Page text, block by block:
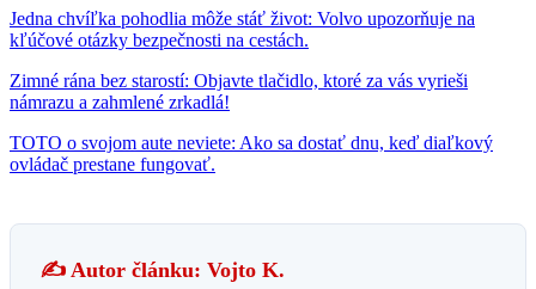
Jedna chvíľka pohodlia môže stáť život: Volvo upozorňuje na
kľúčové otázky bezpečnosti na cestách.
Zimné rána bez starostí: Objavte tlačidlo, ktoré za vás vyrieši
námrazu a zahmlené zrkadlá!
TOTO o svojom aute neviete: Ako sa dostať dnu, keď diaľkový
ovládač prestane fungovať.
✍️ Autor článku: Vojto K.